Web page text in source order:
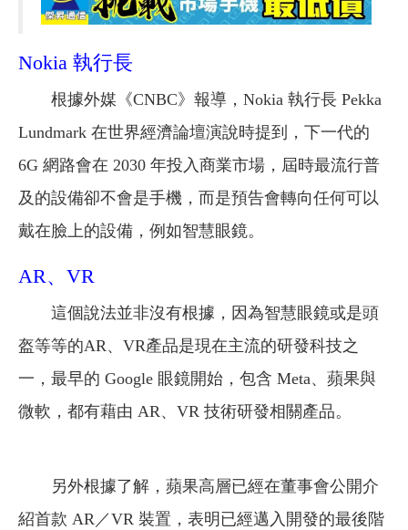
Nokia 執行長
根據外媒《CNBC》報導，Nokia 執行長 Pekka
Lundmark 在世界經濟論壇演說時提到，下一代的
6G 網路會在 2030 年投入商業市場，屆時最流行普
及的設備卻不會是手機，而是預告會轉向任何可以
戴在臉上的設備，例如智慧眼鏡。
AR、VR
這個說法並非沒有根據，因為智慧眼鏡或是頭
盔等等的AR、VR產品是現在主流的研發科技之
一，最早的 Google 眼鏡開始，包含 Meta、蘋果與
微軟，都有藉由 AR、VR 技術研發相關產品。
另外根據了解，蘋果高層已經在董事會公開介
紹首款 AR／VR 裝置，表明已經邁入開發的最後階